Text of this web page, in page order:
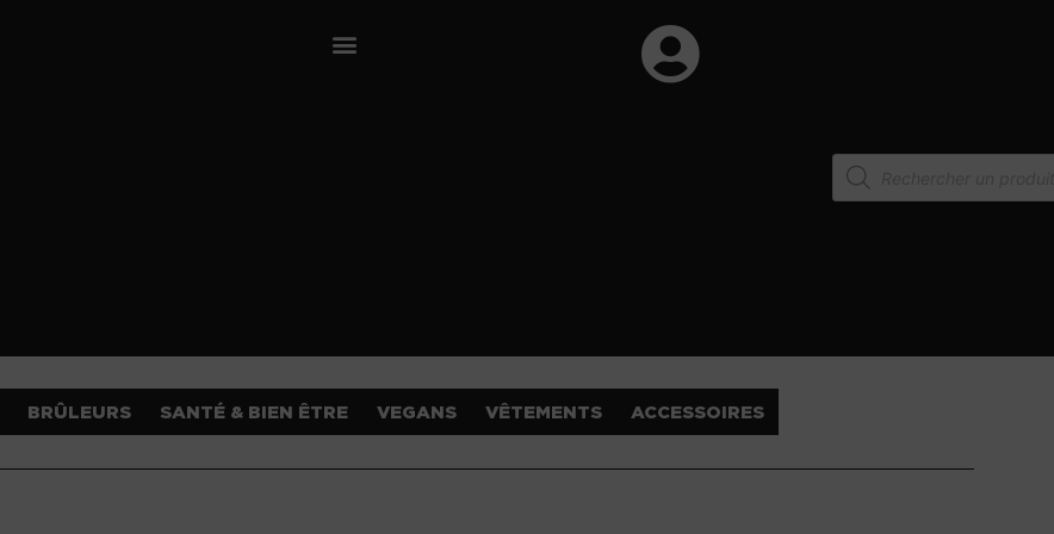
BRÛLEURS SANTÉ & BIEN ÊTRE VEGANS VÊTEMENTS ACCESSOIRES